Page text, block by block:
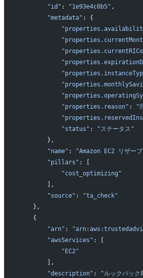
        "id"
: "1e93e4c0b5" ,
        "metadata"
: {
            "properties.reason"
: "
            "status"
:
"ステータス"
        },
        "name"
:
"Amazon EC2 リザー
        "pillars"
: [
            "cost_optimizing"
        ],
        "source"
:
"ta_check"
    },
    {
        "arn"
:
        "awsServices"
: [
            "EC2"
        ],
        "description"
:
"ルックバッ